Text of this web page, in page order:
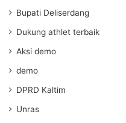
Bupati Deliserdang
Dukung athlet terbaik
Aksi demo
demo
DPRD Kaltim
Unras